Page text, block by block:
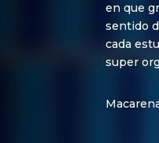
en que
sentido
cada
super